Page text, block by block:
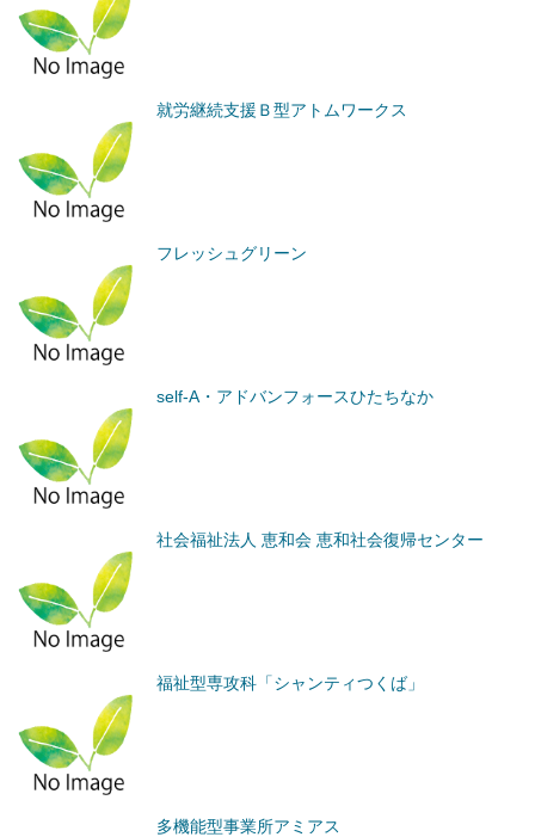
就労継続支援Ｂ型アトムワークス
フレッシュグリーン
self-A・アドバンフォースひたちなか
社会福祉法人 恵和会 恵和社会復帰センター
福祉型専攻科「シャンティつくば」
多機能型事業所アミアス